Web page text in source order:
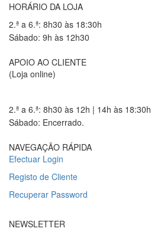
HORÁRIO DA LOJA
2.ª a 6.ª: 8h30 às 18:30h
Sábado: 9h às 12h30
APOIO AO CLIENTE
(Loja online)
2.ª a 6.ª: 8h30 às 12h | 14h às 18:30h
Sábado: Encerrado.
NAVEGAÇÃO RÁPIDA
Efectuar Login
Registo de Cliente
Recuperar Password
NEWSLETTER